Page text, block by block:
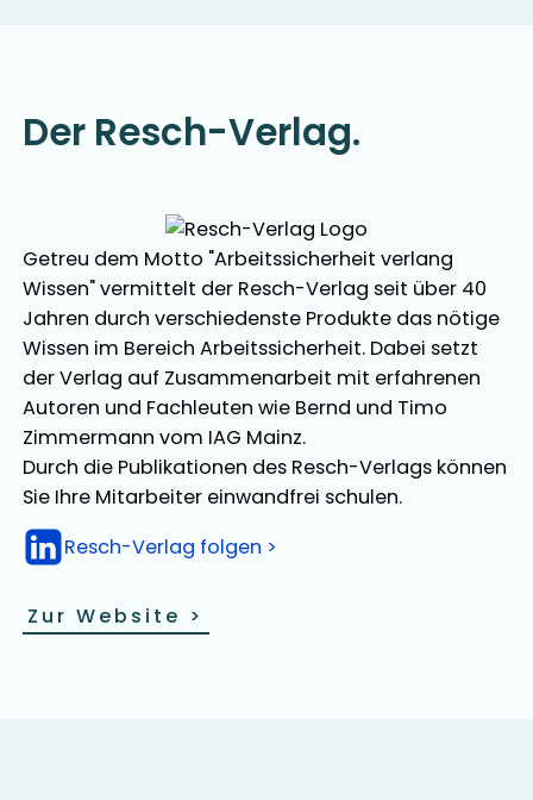
Der Resch-Verlag.
Getreu dem Motto "Arbeitssicherheit verlang
Wissen" vermittelt der Resch-Verlag seit über 40
Jahren durch verschiedenste Produkte das nötige
Wissen im Bereich Arbeitssicherheit. Dabei setzt
der Verlag auf Zusammenarbeit mit erfahrenen
Autoren und Fachleuten wie Bernd und Timo
Zimmermann vom IAG Mainz.
Durch die Publikationen des Resch-Verlags können
Sie Ihre Mitarbeiter einwandfrei schulen.
Resch-Verlag folgen >
Zur Website >